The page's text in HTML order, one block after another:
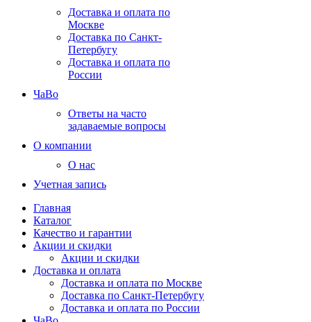
Доставка и оплата по
Москве
Доставка по Санкт-
Петербугу
Доставка и оплата по
России
ЧаВо
Ответы на часто
задаваемые вопросы
О компании
О нас
Учетная запись
Главная
Каталог
Качество и гарантии
Акции и скидки
Акции и скидки
Доставка и оплата
Доставка и оплата по Москве
Доставка по Санкт-Петербугу
Доставка и оплата по России